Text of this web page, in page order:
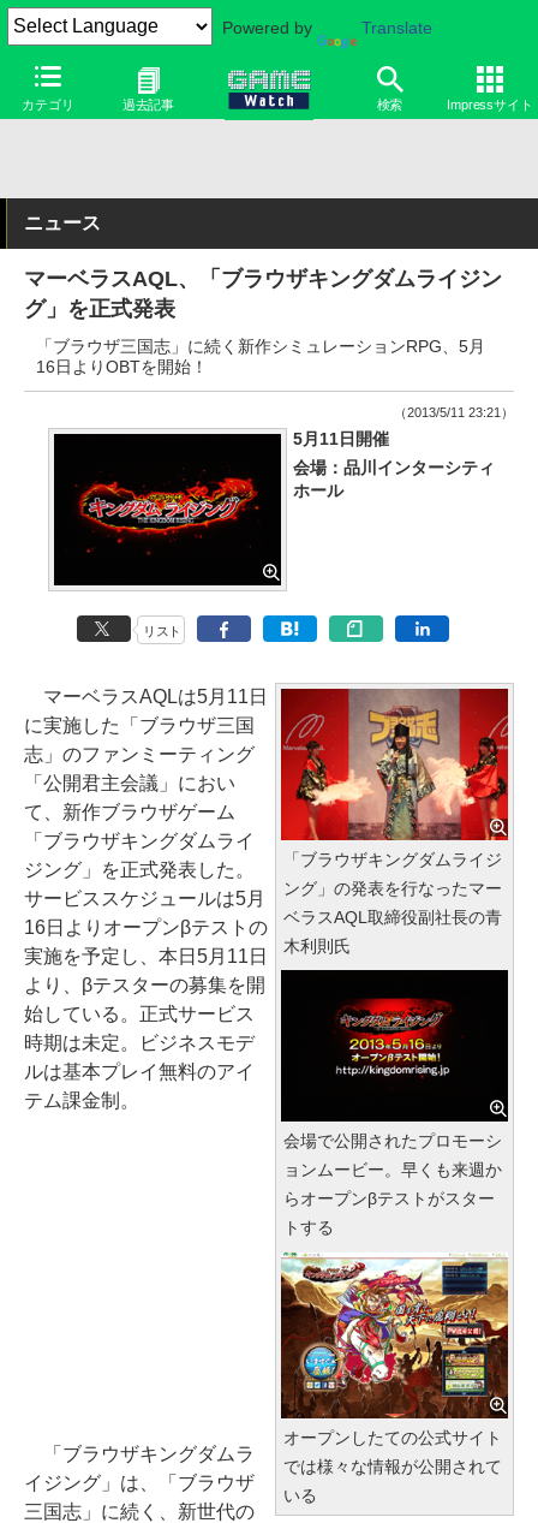
Powered by Translate
カテゴリ 過去記事 検索 Impressサイト
ニュース
マーベラスAQL、「ブラウザキングダムライジン
グ」を正式発表
「ブラウザ三国志」に続く新作シミュレーションRPG、5月
16日よりOBTを開始！
（2013/5/11 23:21）
5月11日開催
会場：品川インターシティ
ホール
リスト
「ブラウザキングダムライジ
ング」の発表を行なったマー
ベラスAQL取締役副社長の青
木利則氏
会場で公開されたプロモーシ
ョンムービー。早くも来週か
らオープンβテストがスター
トする
オープンしたての公式サイト
では様々な情報が公開されて
いる
マーベラスAQLは5月11日
に実施した「ブラウザ三国
志」のファンミーティング
「公開君主会議」におい
て、新作ブラウザゲーム
「ブラウザキングダムライ
ジング」を正式発表した。
サービススケジュールは5月
16日よりオープンβテストの
実施を予定し、本日5月11日
より、βテスターの募集を開
始している。正式サービス
時期は未定。ビジネスモデ
ルは基本プレイ無料のアイ
テム課金制。
「ブラウザキングダムラ
イジング」は、「ブラウザ
三国志」に続く、新世代の